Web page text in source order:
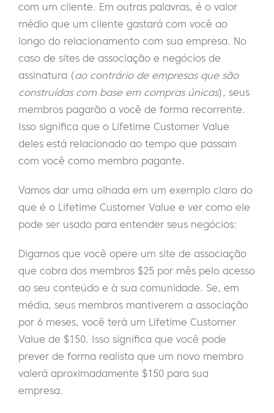
com um cliente. Em outras palavras, é o valor
médio que um cliente gastará com você ao
longo do relacionamento com sua empresa. No
caso de sites de associação e negócios de
assinatura (ao contrário de empresas que são
construídas com base em compras únicas), seus
membros pagarão a você de forma recorrente.
Isso significa que o Lifetime Customer Value
deles está relacionado ao tempo que passam
com você como membro pagante.
Vamos dar uma olhada em um exemplo claro do
que é o Lifetime Customer Value e ver como ele
pode ser usado para entender seus negócios:
Digamos que você opere um site de associação
que cobra dos membros $25 por mês pelo acesso
ao seu conteúdo e à sua comunidade. Se, em
média, seus membros mantiverem a associação
por 6 meses, você terá um Lifetime Customer
Value de $150. Isso significa que você pode
prever de forma realista que um novo membro
valerá aproximadamente $150 para sua
empresa.